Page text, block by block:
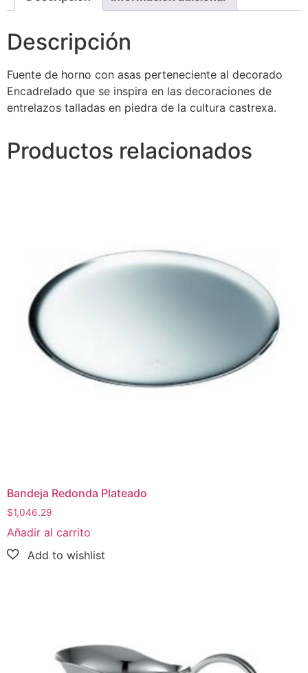
Descripción
Fuente de horno con asas perteneciente al decorado
Encadrelado que se inspira en las decoraciones de
entrelazos talladas en piedra de la cultura castrexa.
Productos relacionados
Bandeja Redonda Plateado
$1,046.29
Añadir al carrito